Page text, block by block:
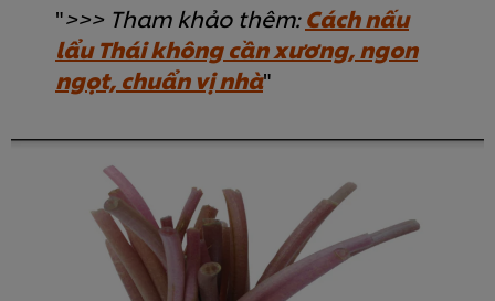
>>> Tham khảo thêm:Cách nấu
lẩu Thái không cần xương, ngon
ngọt, chuẩn vị nhà